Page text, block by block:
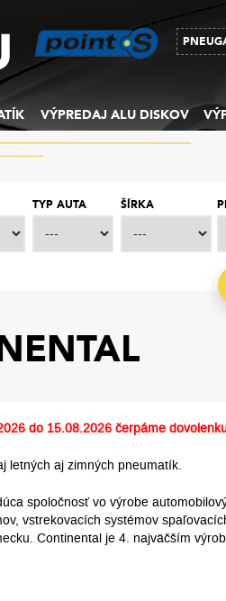
VÝPREDAJ ALU DISKOV
TYP AUTA ŠÍRKA
do 15.08.2026 čerpáme
letných aj zimných pneumatík.
spoločnosť vo výrobe
vstrekovacích systémov
Continental je 4. najväčším